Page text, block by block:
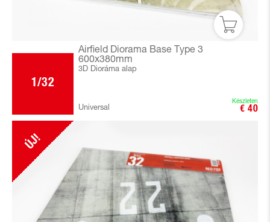
1/32
Airfield Diorama Base Type 3
600x380mm
3D Dioráma alap
Universal
Készleten
€ 40
ÚJ!